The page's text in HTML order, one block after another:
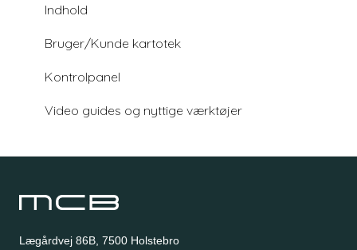
Indhold
Bruger/Kunde kartotek
Kontrolpanel
Video guides og nyttige værktøjer
Lægårdvej 86B, 7500 Holstebro